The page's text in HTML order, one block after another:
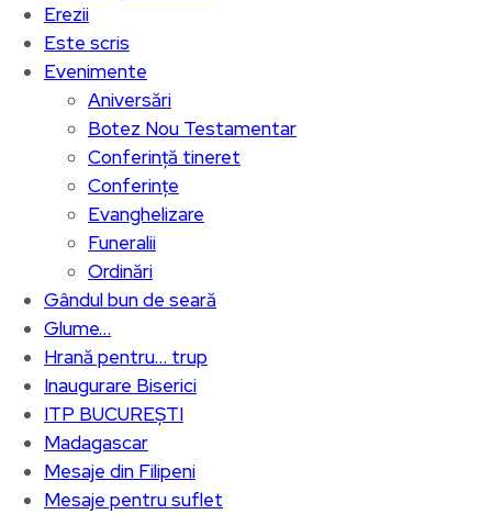
Erezii
Este scris
Evenimente
Aniversări
Botez Nou Testamentar
Conferință tineret
Conferințe
Evanghelizare
Funeralii
Ordinări
Gândul bun de seară
Glume…
Hrană pentru… trup
Inaugurare Biserici
ITP BUCUREȘTI
Madagascar
Mesaje din Filipeni
Mesaje pentru suflet